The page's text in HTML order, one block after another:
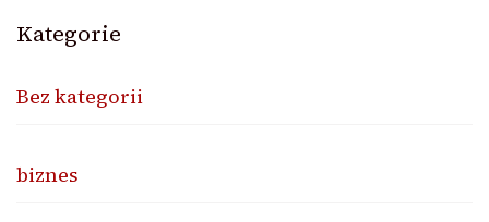
Kategorie
Bez kategorii
biznes